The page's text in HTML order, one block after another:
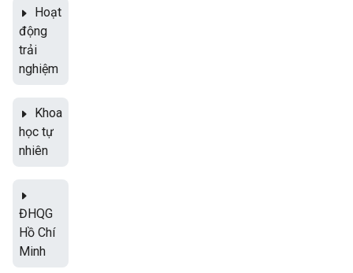
Hoạt
động
trải
nghiệm
Khoa
học tự
nhiên
ĐHQG
Hồ Chí
Minh